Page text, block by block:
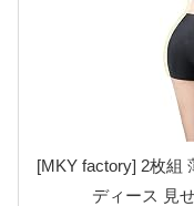
[MKY factory] 2枚組
ディース 見